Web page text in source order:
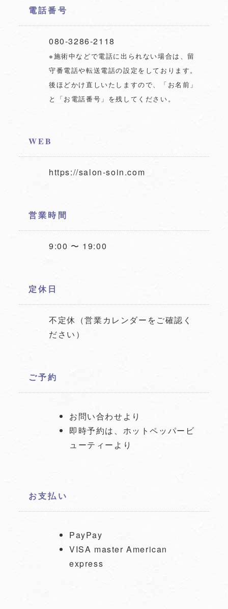
電話番号
080-3286-2118
※施術中などで電話に出られない場合は、留
守番電話や転送電話の設定をしております。
後ほどかけ直しいたしますので、「お名前」
と「お電話番号」を残してください。
WEB
https://salon-soin.com
営業時間
9:00 〜 19:00
定休日
不定休（営業カレンダーをご確認く
ださい）
ご予約
お問い合わせより
即時予約は、ホットペッパービ
ューティーより
お支払い
PayPay
VISA master American
express